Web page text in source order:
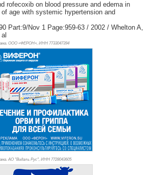
rofecoxib on blood pressure and edema in
age with systemic hypertension and
Part:9/Nov 1 Page:959-63 / 2002 / Whelton A,
ООО «ФЕРОН», ИНН 7733047394
АО "Видаль Рус", ИНН 7728043605